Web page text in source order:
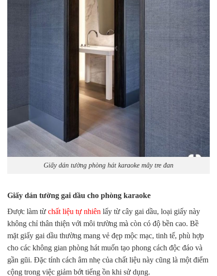
Giấy dán tường phòng hát karaoke mây tre đan
Giấy dán tường gai dầu cho phòng karaoke
Được làm từ chất liệu tự nhiên lấy từ cây gai dầu, loại giấy này
không chỉ thân thiện với môi trường mà còn có độ bền cao. Bề
mặt giấy gai dầu thường mang vẻ đẹp mộc mạc, tinh tế, phù hợp
cho các không gian phòng hát muốn tạo phong cách độc đáo và
gần gũi. Đặc tính cách âm nhẹ của chất liệu này cũng là một điểm
cộng trong việc giảm bớt tiếng ồn khi sử dụng.